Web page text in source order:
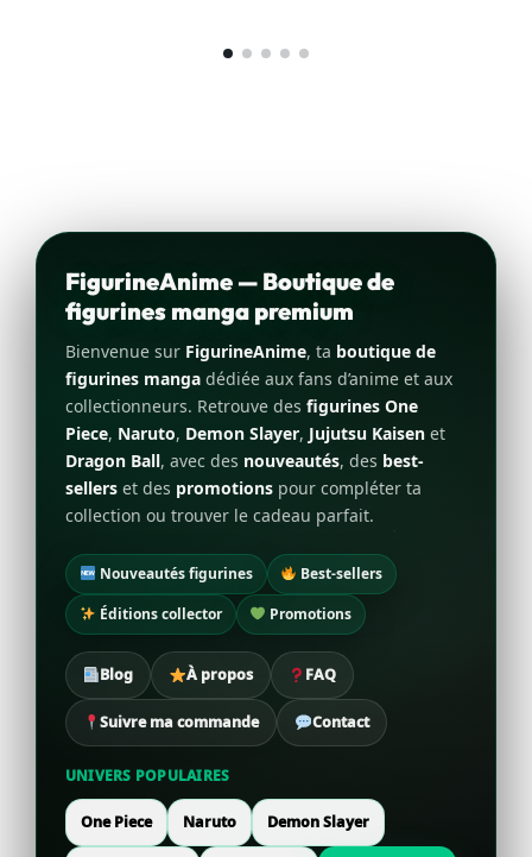
FigurineAnime — Boutique de
figurines manga premium
Bienvenue sur FigurineAnime, ta boutique de
figurines manga dédiée aux fans d’anime et aux
collectionneurs. Retrouve des figurines One
Piece, Naruto, Demon Slayer, Jujutsu Kaisen et
Dragon Ball, avec des nouveautés, des best-
sellers et des promotions pour compléter ta
collection ou trouver le cadeau parfait.
Nouveautés figurines
Best-sellers
Éditions collector
Promotions
Blog À propos FAQ
Suivre ma commande Contact
UNIVERS POPULAIRES
One Piece Naruto Demon Slayer